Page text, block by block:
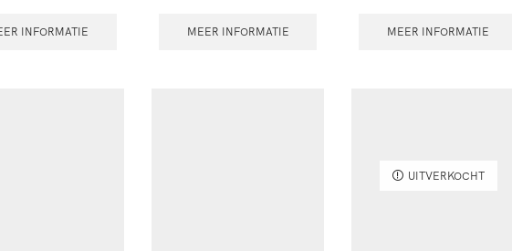
INFORMATIE MEER INFORMATIE MEER INFORMATIE
UITVERKOCHT